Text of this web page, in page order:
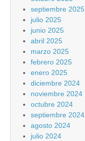
septiembre 2025
julio 2025
junio 2025
abril 2025
marzo 2025
febrero 2025
enero 2025
diciembre 2024
noviembre 2024
octubre 2024
septiembre 2024
agosto 2024
julio 2024